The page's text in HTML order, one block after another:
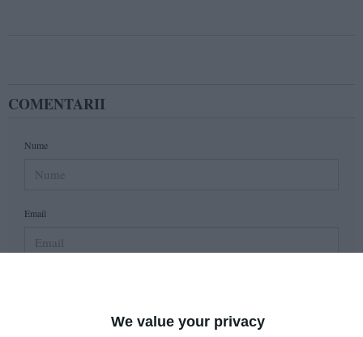
We value your privacy
COMENTARII
Nume
Email